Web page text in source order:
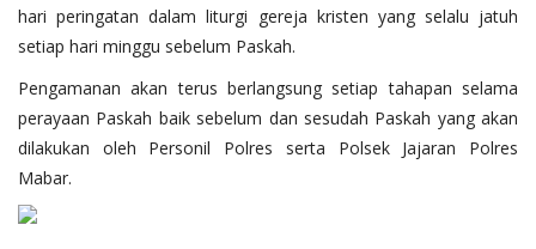
hari peringatan dalam liturgi gereja kristen yang selalu jatuh
setiap hari minggu sebelum Paskah.
Pengamanan akan terus berlangsung setiap tahapan selama
perayaan Paskah baik sebelum dan sesudah Paskah yang akan
dilakukan oleh Personil Polres serta Polsek Jajaran Polres
Mabar.